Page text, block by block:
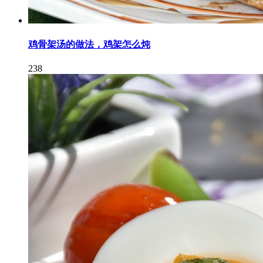
鸡骨架汤的做法，鸡架怎么炖
238